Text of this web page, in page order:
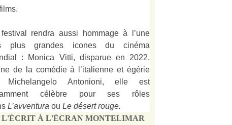
rendra aussi hommage à l’une
plus grandes icones du cinéma
: Monica Vitti, disparue en 2022.
de la comédie à l’italienne et égérie
Michelangelo Antonioni, elle est
célèbre pour ses rôles
L’avventura ou Le désert rouge.
L'ÉCRIT À L'ÉCRAN MONTELIMAR